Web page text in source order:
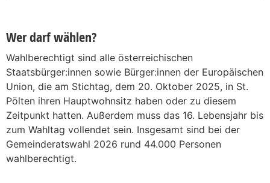
Wer darf wählen?
Wahlberechtigt sind alle österreichischen
Staatsbürger:innen sowie Bürger:innen der Europäischen
Union, die am Stichtag, dem 20. Oktober 2025, in St.
Pölten ihren Hauptwohnsitz haben oder zu diesem
Zeitpunkt hatten. Außerdem muss das 16. Lebensjahr bis
zum Wahltag vollendet sein. Insgesamt sind bei der
Gemeinderatswahl 2026 rund 44.000 Personen
wahlberechtigt.